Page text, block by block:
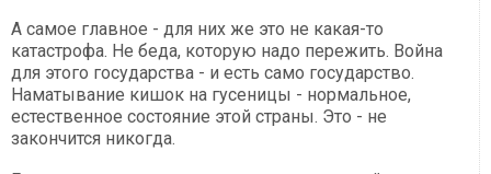
А самое главное - для них же это не какая-то
катастрофа. Не беда, которую надо пережить. Война
для этого государства - и есть само государство.
Наматывание кишок на гусеницы - нормальное,
естественное состояние этой страны. Это - не
закончится никогда.